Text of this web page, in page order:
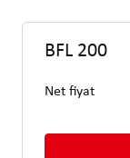
BFL 200
Net fiyat